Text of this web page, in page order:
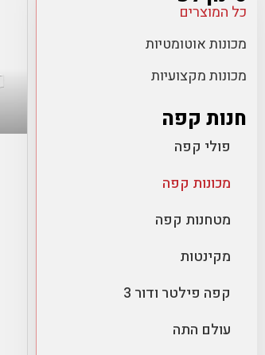
כל המוצרים
מכונות אוטומטיות
מכונות מקצועיות
חנות קפה
פולי קפה
מכונות קפה
מטחנות קפה
מקינטות
קפה פילטר ודור 3
עולם התה